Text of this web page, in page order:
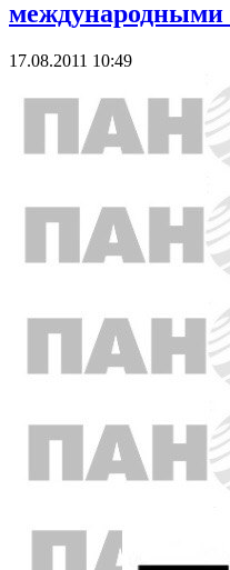
международными
17.08.2011 10:49